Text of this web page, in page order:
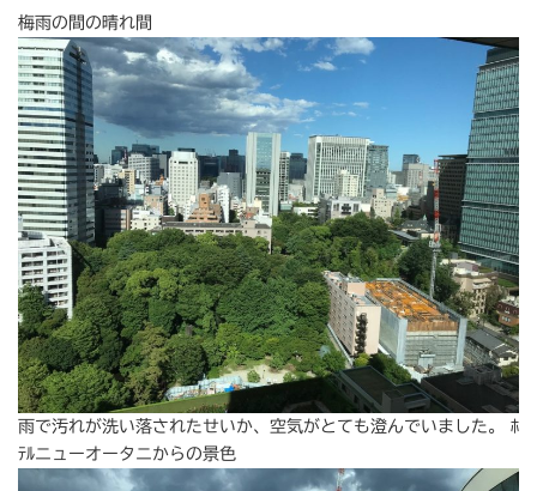
梅雨の間の晴れ間
雨で汚れが洗い落されたせいか、空気がとても澄んでいました。 ﾎ
ﾃﾙニューオータニからの景色